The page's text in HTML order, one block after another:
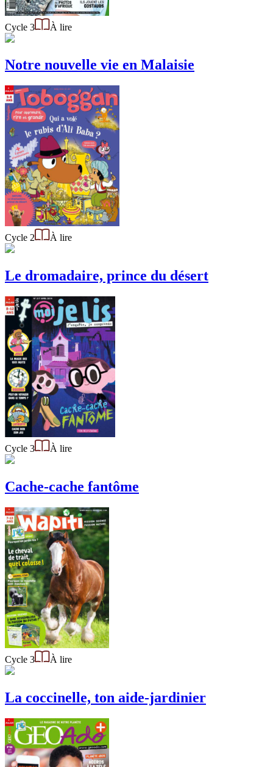
Cycle 3 À lire
Notre nouvelle vie en Malaisie
Cycle 2 À lire
Le dromadaire, prince du désert
Cycle 3 À lire
Cache-cache fantôme
Cycle 3 À lire
La coccinelle, ton aide-jardinier